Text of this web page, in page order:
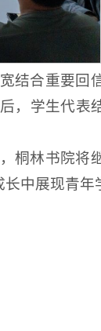
结合重要回
，学生代表
桐林书院将
中展现青年